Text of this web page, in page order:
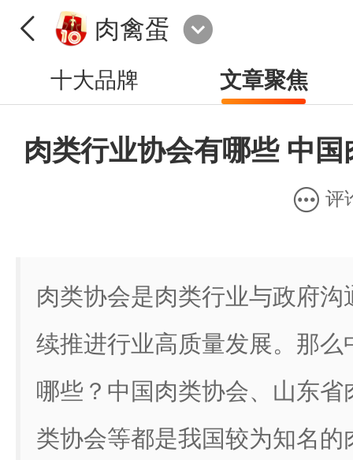
肉禽蛋
十大品牌 文章聚焦
肉类行业协会有哪些 中
评
肉类协会是肉类行业与政府
续推进行业高质量发展。那
哪些？中国肉类协会、山东
类协会等都是我国较为知名